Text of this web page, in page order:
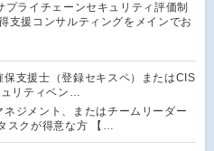
プライチェーンセキュリティ評価制
支援コンサルティングをメインでお
保支援士（登録セキスペ）またはCIS
リティベン…
ネジメント、またはチームリーダー
スクが得意な方 【…